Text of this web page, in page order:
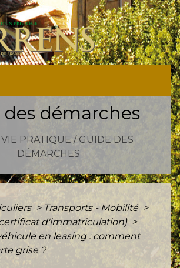
des démarches
VIE PRATIQUE / GUIDE DES
DÉMARCHES
> Transports - Mobilité >
d'immatriculation) >
en leasing : comment
grise ?